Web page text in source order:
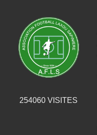
254060 VISITES